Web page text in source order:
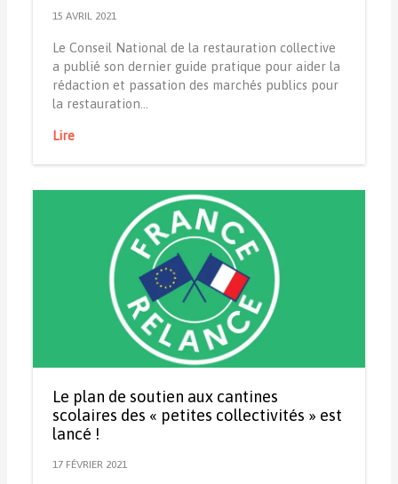
15 AVRIL 2021
Le Conseil National de la restauration collective
a publié son dernier guide pratique pour aider la
rédaction et passation des marchés publics pour
la restauration…
Lire
Le plan de soutien aux cantines
scolaires des « petites collectivités » est
lancé !
17 FÉVRIER 2021